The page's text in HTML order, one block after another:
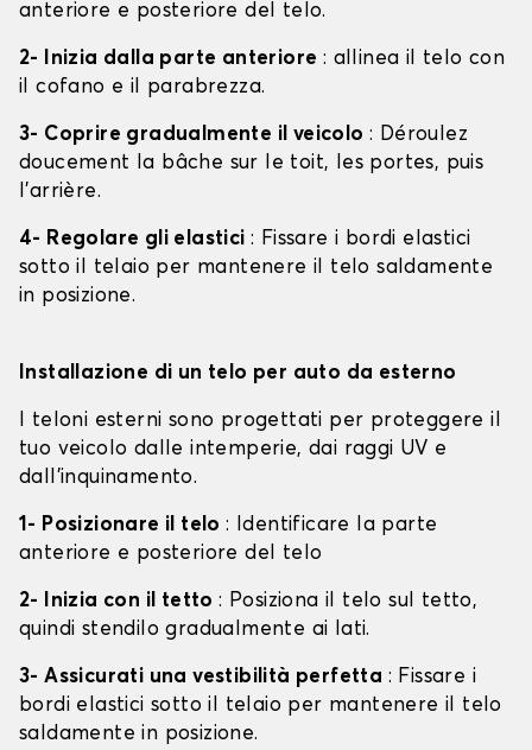
anteriore e posteriore del telo.
2- Inizia dalla parte anteriore : allinea il telo con
il cofano e il parabrezza.
3- Coprire gradualmente il veicolo : Déroulez
doucement la bâche sur le toit, les portes, puis
l'arrière.
4- Regolare gli elastici : Fissare i bordi elastici
sotto il telaio per mantenere il telo saldamente
in posizione.
Installazione di un telo per auto da esterno
I teloni esterni sono progettati per proteggere il
tuo veicolo dalle intemperie, dai raggi UV e
dall'inquinamento.
1- Posizionare il telo: Identificare la parte
anteriore e posteriore del telo
2- Inizia con il tetto: Posiziona il telo sul tetto,
quindi stendilo gradualmente ai lati.
3- Assicurati una vestibilità perfetta : Fissare i
bordi elastici sotto il telaio per mantenere il telo
saldamente in posizione.